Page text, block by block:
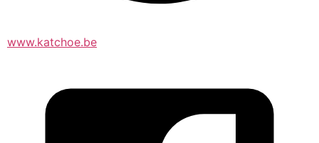
www.katchoe.be